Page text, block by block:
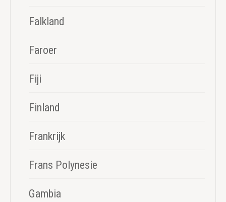
Falkland
Faroer
Fiji
Finland
Frankrijk
Frans Polynesie
Gambia